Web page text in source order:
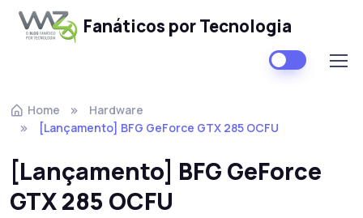
Fanáticos por Tecnologia
Home
Hardware
[Lançamento] BFG GeForce GTX 285 OCFU
[Lançamento] BFG GeForce
GTX 285 OCFU